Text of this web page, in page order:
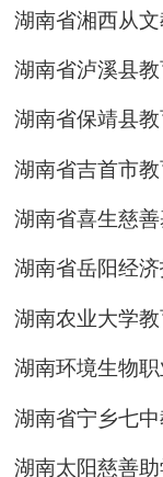
湖南省湘西从
湖南省泸溪县
湖南省保靖县
湖南省吉首市
湖南省喜生慈
湖南省岳阳经
湖南农业大学
湖南环境生物
湖南省宁乡七
湖南太阳慈善